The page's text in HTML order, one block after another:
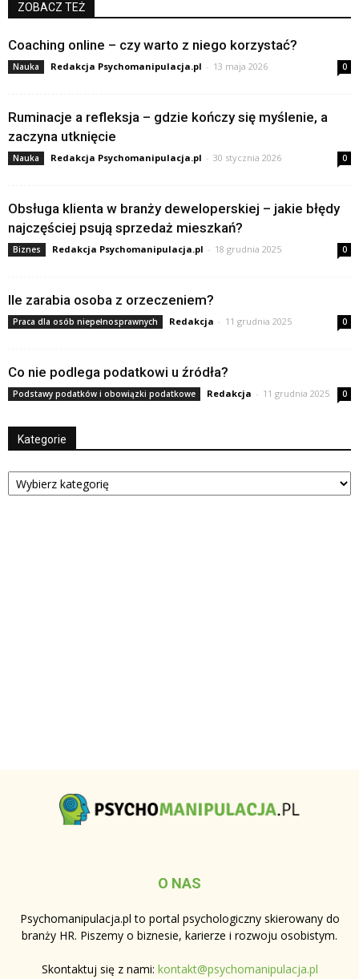
ZOBACZ TEŻ
Coaching online – czy warto z niego korzystać?
Nauka Redakcja Psychomanipulacja.pl - 13 maja 2026 0
Ruminacje a refleksja – gdzie kończy się myślenie, a
zaczyna utknięcie
Nauka Redakcja Psychomanipulacja.pl - 30 stycznia 2026 0
Obsługa klienta w branży deweloperskiej – jakie błędy
najczęściej psują sprzedaż mieszkań?
Biznes Redakcja Psychomanipulacja.pl - 18 grudnia 2025 0
Ile zarabia osoba z orzeczeniem?
Praca dla osób niepełnosprawnych Redakcja - 11 grudnia 2025 0
Co nie podlega podatkowi u źródła?
Podstawy podatków i obowiązki podatkowe Redakcja - 11 grudnia 2025 0
Kategorie
Kategorie
O NAS
Psychomanipulacja.pl to portal psychologiczny skierowany do
branży HR. Piszemy o biznesie, karierze i rozwoju osobistym.
Skontaktuj się z nami: kontakt@psychomanipulacja.pl